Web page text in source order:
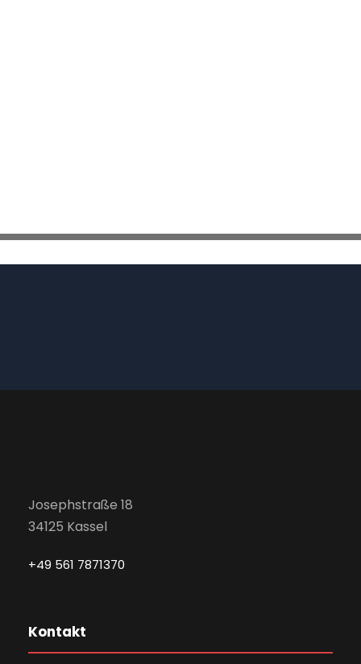
Josephstraße 18
34125 Kassel
+49 561 7871370
Kontakt